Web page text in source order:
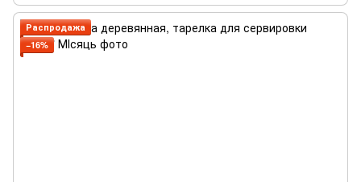
Распродажа
−16%